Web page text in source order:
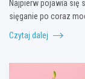
Najpierw pojawia się
sięganie po coraz
Czytaj dalej